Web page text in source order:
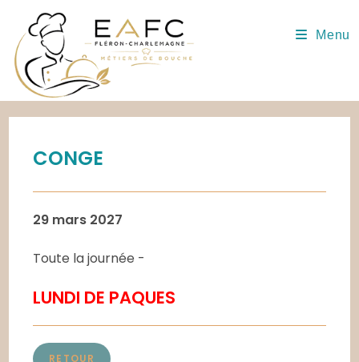
content
Menu
CONGE
29 mars 2027
Toute la journée -
LUNDI DE PAQUES
RETOUR